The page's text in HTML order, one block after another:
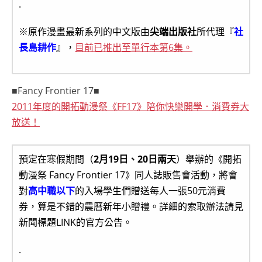
.
※原作漫畫最新系列的中文版由尖端出版社所代理『社
長島耕作』， 目前已推出至單行本第6集。
■Fancy Frontier 17■
2011年度的開拓動漫祭《FF17》陪你快樂開學．消費券大
放送！
預定在寒假期間（2月19日、20日兩天）舉辦的《開拓
動漫祭 Fancy Frontier 17》同人誌販售會活動，將會
對高中職以下的入場學生們贈送每人一張50元消費
券，算是不錯的農曆新年小贈禮。詳細的索取辦法請見
新聞標題LINK的官方公告。
.